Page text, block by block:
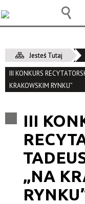
Jesteś Tutaj
III KONKURS
KRAKOWSKIM RYNKU”
III
„NA